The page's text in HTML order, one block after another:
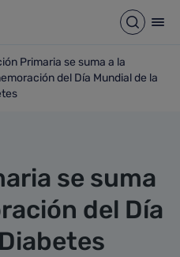
Abrir
del camino de migas
Primaria se suma a la
Primaria se suma a la
del Día Mundial de la
se suma
del Día